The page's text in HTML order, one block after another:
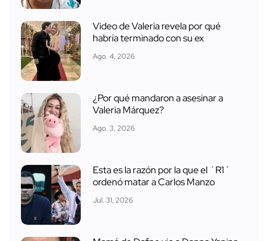
Video de Valeria revela por qué
habría terminado con su ex
Ago. 4, 2026
¿Por qué mandaron a asesinar a
Valeria Márquez?
Ago. 3, 2026
Esta es la razón por la que el ´R1´
ordenó matar a Carlos Manzo
Jul. 31, 2026